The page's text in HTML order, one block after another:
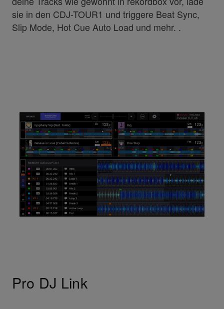
sie in den CDJ-TOUR1 und triggere Beat Sync,
Slip Mode, Hot Cue Auto Load und mehr. .
Pro DJ Link